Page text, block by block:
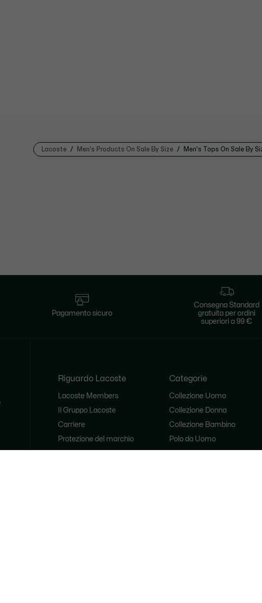
Lacoste Men's Products On Sale By Size Men's Tops On Sale By
Pagamento sicuro
Consegna Standard
gratuita per ordini
superiori a 99 €
Riguardo Lacoste
Lacoste Members
Il Gruppo Lacoste
Carriere
Protezione del marchio
Categorie
Collezione Uomo
Collezione Donna
Collezione Bambino
Polo da Uomo